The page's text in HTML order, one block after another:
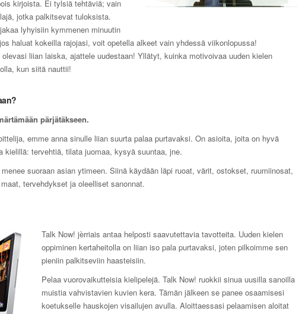
kirjoista. Ei tylsiä tehtäviä; vain
jotka palkitsevat tuloksista.
lyhyisiin kymmenen minuutin
haluat kokeilla rajojasi, voit opetella alkeet vain yhdessä viikonlopussa!
liian laiska, ajattele uudestaan! Yllätyt, kuinka motivoivaa uuden kielen
kun siitä nauttii!
pärjätäkseen.
emme anna sinulle liian suurta palaa purtavaksi. On asioita, joita on hyvä
kielillä: tervehtiä, tilata juomaa, kysyä suuntaa, jne.
suoraan asian ytimeen. Siinä käydään läpi ruoat, värit, ostokset, ruumiinosat,
tervehdykset ja oleelliset sanonnat.
Talk Now! jèrriais antaa helposti saavutettavia tavotteita. Uuden kielen
oppiminen kertaheitolla on liian iso pala purtavaksi, joten pilkoimme sen
pieniin palkitseviin haasteisiin.
Pelaa vuorovaikutteisia kielipelejä. Talk Now! ruokkii sinua uusilla sanoilla
muistia vahvistavien kuvien kera. Tämän jälkeen se panee osaamisesi
koetukselle hauskojen visailujen avulla. Aloittaessasi pelaamisen aloitat